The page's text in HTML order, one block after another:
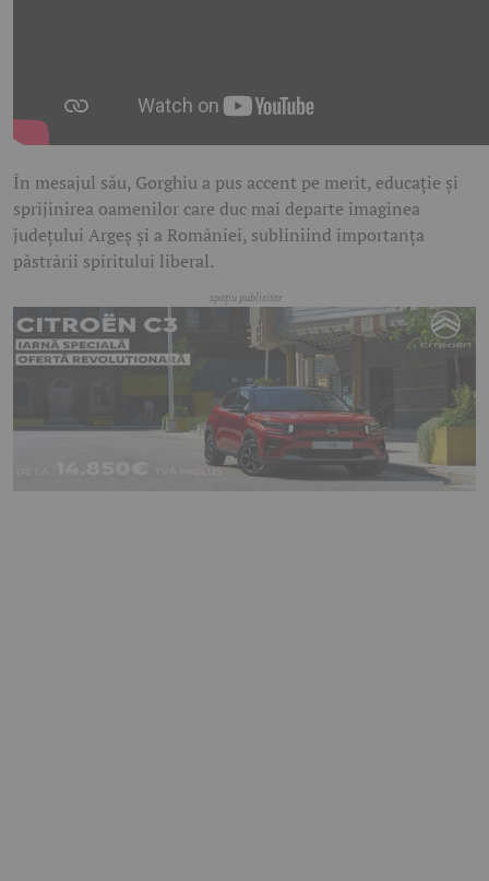
În mesajul său, Gorghiu a pus accent pe merit, educație și
sprijinirea oamenilor care duc mai departe imaginea
județului Argeș și a României, subliniind importanța
păstrării spiritului liberal.